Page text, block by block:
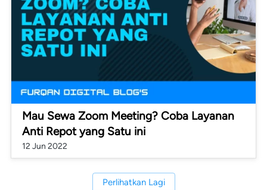
Mau Sewa Zoom Meeting? Coba Layanan
Anti Repot yang Satu ini
12 Jun 2022
`Perlihatkan Lagi